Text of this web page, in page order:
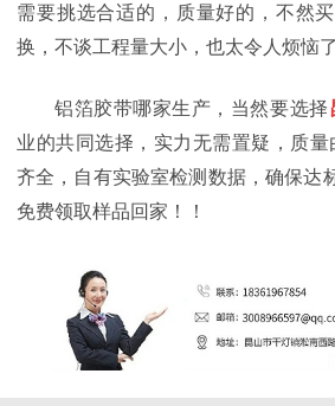
需要挑选合适的，质量好的，不然
换，不谈工程量大小，也太令人烦恼了
铝箔胶带哪家生产，当然要选择
业的共同选择，实力无需置疑，质
齐全，自有实验室检测数据，确保达
免费领取样品回家！！